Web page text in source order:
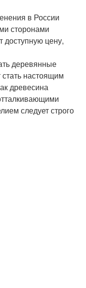
в России
сторонами
доступную цену,
деревянные
настоящим
древесина
следует строго